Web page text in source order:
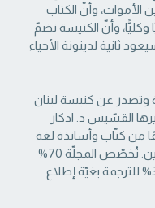
الأموات، وأنّ الكتاب
وأنّ الكنيسة تضمّ
ثانية لدينونة الأحياء
وتصدر عن كنيسة لبنان
القسّيس د. ادكار
فريق من 40 متطوّعًا من كتّاب وأساتذة لغة
‏وإخراج ومصوّرين وفريق تسويق وإداريّين. تُخصّص المجلّة 70%
من مقالاتها للكتّاب الوطنيّين ‏وتترك 30% للترجمة بغيّة إطلاع